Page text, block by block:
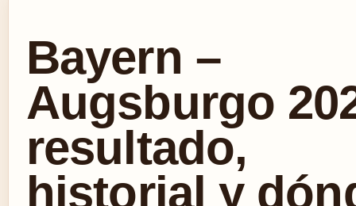
Bayern –
Augsburgo
resultado,
historial y